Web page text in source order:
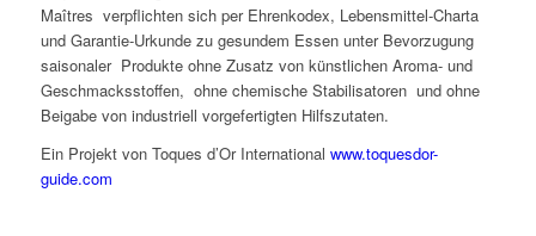
Maîtres verpflichten sich per Ehrenkodex, Lebensmittel-Charta
und Garantie-Urkunde zu gesundem Essen unter Bevorzugung
saisonaler Produkte ohne Zusatz von künstlichen Aroma- und
Geschmacksstoffen, ohne chemische Stabilisatoren und ohne
Beigabe von industriell vorgefertigten Hilfszutaten.
Ein Projekt von Toques d’Or International www.toquesdor-
guide.com